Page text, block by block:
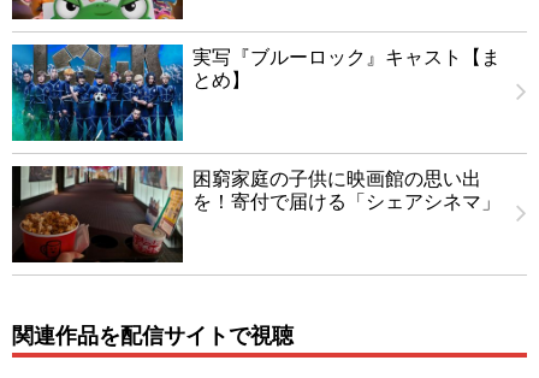
実写『ブルーロック』キャスト【ま
とめ】
困窮家庭の子供に映画館の思い出
を！寄付で届ける「シェアシネマ」
関連作品を配信サイトで視聴